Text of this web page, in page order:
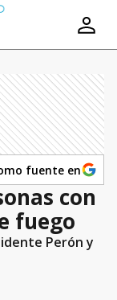
fuente en
con
fuego
Perón y